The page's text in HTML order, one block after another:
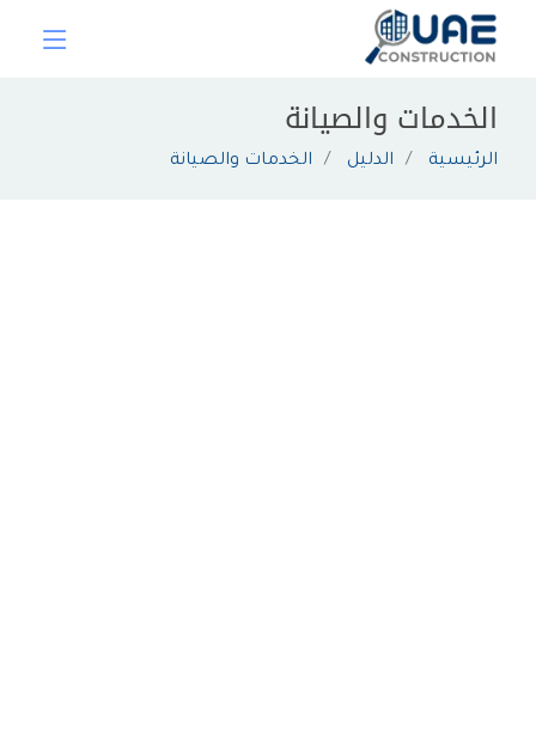
الخدمات والصيانة
الرئيسية الدليل الخدمات والصيانة